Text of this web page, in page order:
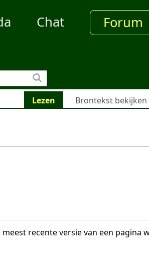
Chat Forum
Lezen Brontekst bekijken
recente versie van een pagina